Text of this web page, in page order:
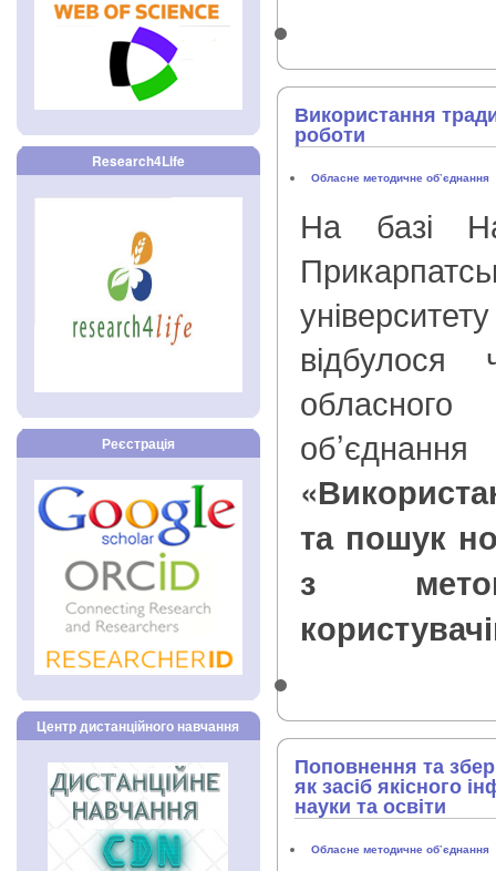
Research4Life
Реєстрація
Центр дистанційного навчання
Використання
роботи
Обласне методичне об’єднання
На базі
відбулося
та пошук
з
Поповнення та
як засіб якісного
науки та освіти
Обласне методичне об’єднання